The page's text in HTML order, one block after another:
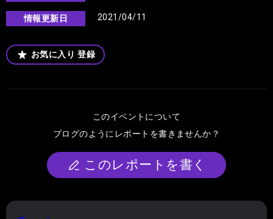
情報更新日 2021/04/11
お気に入り 登録
このイベントについて
ブログのようにレポートを書きませんか？
このレポートを書く